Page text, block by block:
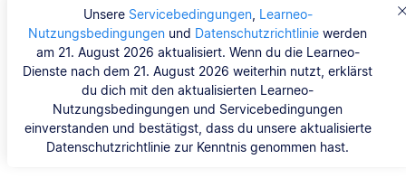
Unsere Servicebedingungen, Learneo-
Nutzungsbedingungen und Datenschutzrichtlinie werden
am 21. August 2026 aktualisiert. Wenn du die Learneo-
Dienste nach dem 21. August 2026 weiterhin nutzt, erklärst
du dich mit den aktualisierten Learneo-
Nutzungsbedingungen und Servicebedingungen
einverstanden und bestätigst, dass du unsere aktualisierte
Datenschutzrichtlinie zur Kenntnis genommen hast.